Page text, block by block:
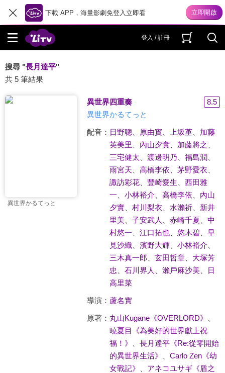
下載 APP，海量影劇免登入立即看
登入 / 註冊
搜尋 "長月達平"
共 5 筆結果
異世界かるてっと
異世界四重奏
8.5
異世界かるてっと
配音： 日野聰 原由實、 上坂堇、 加藤
英美里
內山夕實、 加藤將之
三宅健太
渡邊明乃 福島潤
雨宮天
高橋李依 茅野愛衣
諏訪彩花、 豐崎愛生
西田雅
一
小林裕介 高橋李依
內山
夕實、 村川梨衣 水瀨祈、 新井
里美、 子安武人 赤崎千夏
中
村悠一
江口拓也、 悠木碧、 早
見沙織、 濱野大輝、 小林裕介
三木真一郎
玄田哲章、 大塚芳
忠
石川界人 瀨戶麻沙美、
日
高里菜
導演： 蘆名實
原著： 丸山Kugane《OVERLORD》
曉夏目《為美好的世界獻上祝
福！》
長月達平《Re:從零開始
的異世界生活》
Carlo Zen《幼
女戰記》
アネコユサギ《盾之